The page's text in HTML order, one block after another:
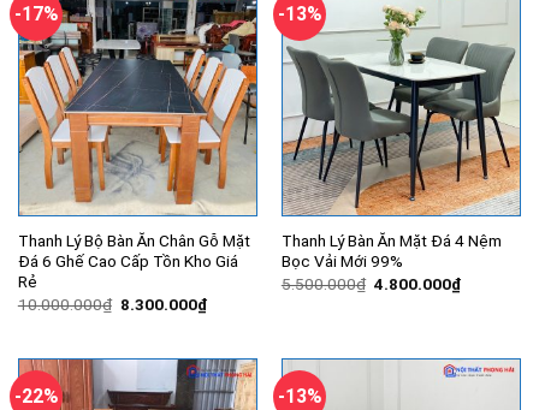
-17%
Thanh Lý Bộ Bàn Ăn Chân Gỗ Mặt
Đá 6 Ghế Cao Cấp Tồn Kho Giá
Rẻ
10.000.000₫ Giá
8.300.000₫Giá
hiện
8.300.000₫.
-13%
Thanh Lý Bàn Ăn Mặt Đá 4 Nệm
Bọc Vải Mới 99%
5.500.000₫ Giá
4.800.000₫Giá
hiện
-22% -13%